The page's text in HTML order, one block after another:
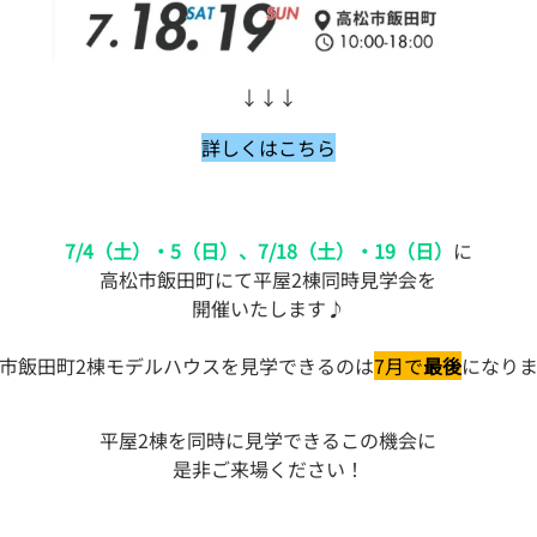
↓↓↓
詳しくはこちら
7/4（土）・5（日）、7/18（土）・19（日） に
高松市飯田町にて平屋2棟同時見学会を
開催いたします♪
飯田町2棟モデルハウスを見学できるのは7月で最後になり
平屋2棟を同時に見学できるこの機会に
是非ご来場ください！